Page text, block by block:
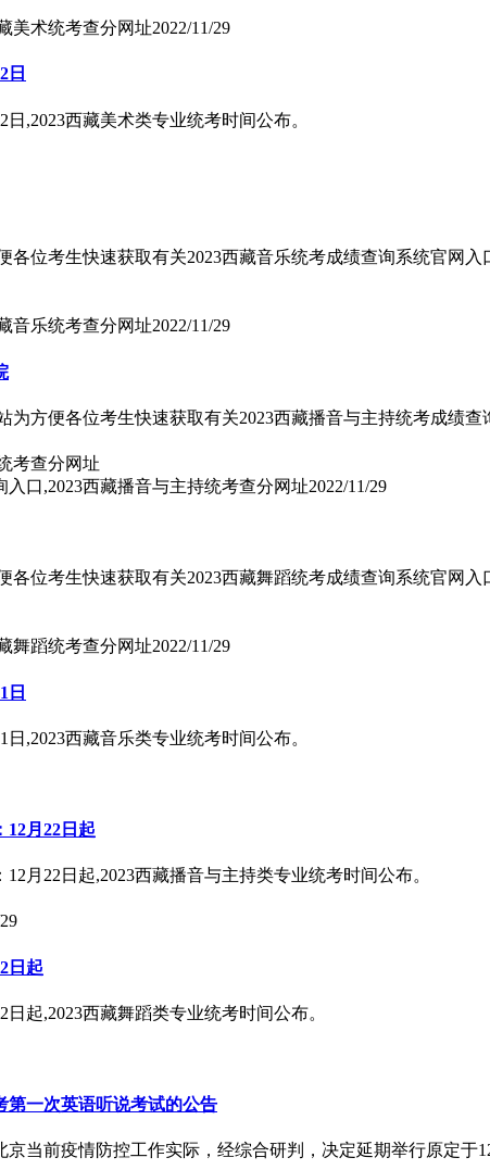
美术统考查分网址2022/11/29
日
,2023西藏美术类专业统考时间公布。
各位考生快速获取有关2023西藏音乐统考成绩查询系统官网
音乐统考查分网址2022/11/29
为方便各位考生快速获取有关2023西藏播音与主持统考成绩
口,2023西藏播音与主持统考查分网址2022/11/29
各位考生快速获取有关2023西藏舞蹈统考成绩查询系统官网
舞蹈统考查分网址2022/11/29
日
,2023西藏音乐类专业统考时间公布。
12月22日起
月22日起,2023西藏播音与主持类专业统考时间公布。
日起
起,2023西藏舞蹈类专业统考时间公布。
第一次英语听说考试的公告
当前疫情防控工作实际，经综合研判，决定延期举行原定于